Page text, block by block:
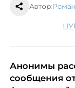
Автор:
Анонимы
сообщения